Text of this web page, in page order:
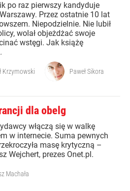
po raz pierwszy kandyduje
Przez ostatnie 10 lat
Niepodzielnie. Nie lubił
wolał objeżdżać swoje
wstęgi. Jak książę
Krzymowski Paweł Sikora
dla obelg
włączą się w walkę
w internecie. Suma pewnych
masę krytyczną –
Wejchert, prezes Onet.pl.
Machała